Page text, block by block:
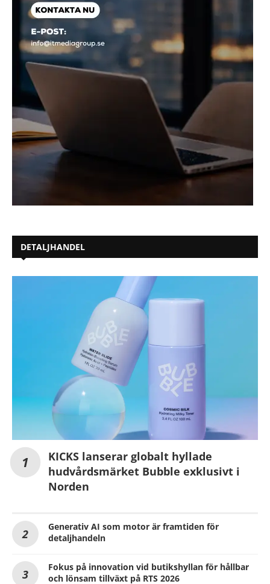
DETALJHANDEL
KICKS lanserar globalt hyllade
hudvårdsmärket Bubble exklusivt i
Norden
Generativ AI som motor är framtiden för
detaljhandeln
Fokus på innovation vid butikshyllan för hållbar
och lönsam tillväxt på RTS 2026